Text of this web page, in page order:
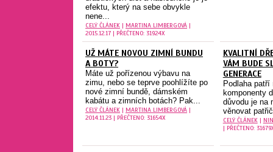
efektu, který na sebe obvykle
nene...
CELÝ ČLÁNEK | MARTINA LIMBERGOVÁ |
2015.12.17 | PŘEČTENO: 31924X
UŽ MÁTE NOVOU ZIMNÍ BUNDU
A BOTY?
Máte už pořízenou výbavu na
zimu, nebo se teprve poohlížíte po
nové zimní bundě, dámském
kabátu a zimních botách? Pak...
CELÝ ČLÁNEK | MARTINA LIMBERGOVÁ |
2014.11.23 | PŘEČTENO: 31654X
KVALITNÍ
VÁM BUDE
GENERACE
Podlaha
komponenty
důvodu je na
věnovat
CELÝ ČLÁNEK|
| PŘEČTENO: